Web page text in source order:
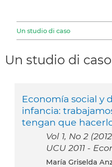
Un studio di caso
Un studio di caso
Economía social y
infancia:
tengan que
Vol 1, No 2
UCU 2011 -
María Griselda